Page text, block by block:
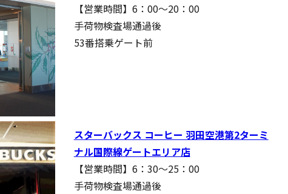
【営業時間】6：00～20：00
手荷物検査場通過後
53番搭乗ゲート前
スターバックス コーヒー 羽田空港第2ターミ
ナル国際線ゲートエリア店
【営業時間】6：30～25：00
手荷物検査場通過後